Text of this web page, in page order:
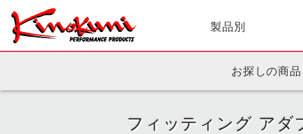
製品別
お探しの商
フィッティング アダ